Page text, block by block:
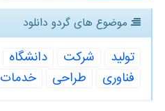
موضوع های گردو دانلود
تولید شركت دانشگاه
فناوری
طراحی خدمات